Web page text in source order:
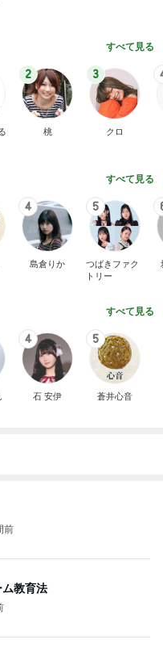
すべて見る
2
桃
3
クロ
すべて見る
4
島倉りか
5
つばきファク
トリー
すべて見る
4
石 安伊
5
蒼井心音
前
教育法